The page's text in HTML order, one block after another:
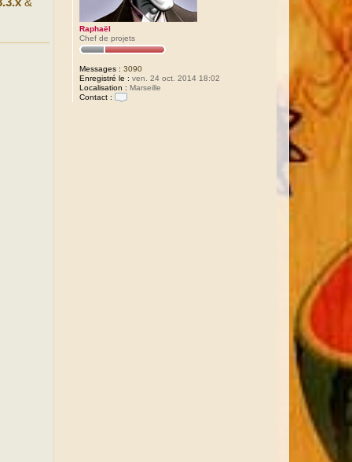
Raphaël
Chef de projets
Messages : 3090
Enregistré le : ven. 24 oct. 2014 18:02
Localisation : Marseille
Contact :
&